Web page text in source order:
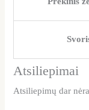
Atsiliepimai
Atsiliepimų dar